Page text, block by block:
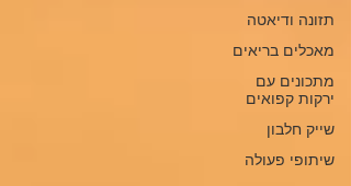
תזונה ודיאטה
מאכלים בריאים
מתכונים עם
ירקות קפואים
שייק חלבון
שיתופי פעולה